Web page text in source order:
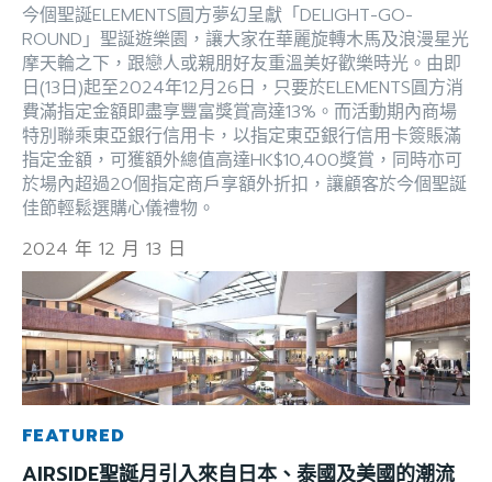
今個聖誕ELEMENTS圓方夢幻呈獻「DELIGHT-GO-
ROUND」聖誕遊樂園，讓大家在華麗旋轉木馬及浪漫星光
摩天輪之下，跟戀人或親朋好友重溫美好歡樂時光。由即
日(13日)起至2024年12月26日，只要於ELEMENTS圓方消
費滿指定金額即盡享豐富獎賞高達13%。而活動期內商場
特別聯乘東亞銀行信用卡，以指定東亞銀行信用卡簽賬滿
指定金額，可獲額外總值高達HK$10,400獎賞，同時亦可
於場內超過20個指定商戶享額外折扣，讓顧客於今個聖誕
佳節輕鬆選購心儀禮物。
2024 年 12 月 13 日
FEATURED
AIRSIDE聖誕月引入來自日本、泰國及美國的潮流